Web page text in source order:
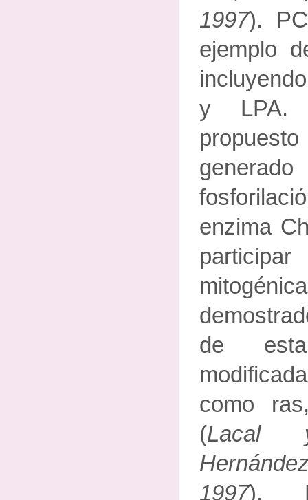
1997).
ejemplo
y LPA.
enzima
de
como
(Lacal
1997).